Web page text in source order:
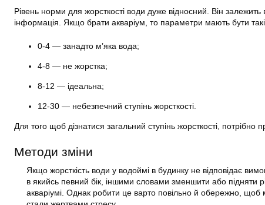
Рівень норми для жорсткості води дуже відносний. Він залежить
інформація. Якщо брати акваріум, то параметри мають бути
0-4 — занадто м’яка вода;
4-8 — не жорстка;
8-12 — ідеальна;
12-30 — небезпечний ступінь жорсткості.
Для того щоб дізнатися загальний ступінь жорсткості, потрібно
Методи зміни
Якщо жорсткість води у водоймі в будинку не відповідає
в якийсь певний бік, іншими словами зменшити або підняти
акваріумі . Однак робити це варто повільно й обережно,